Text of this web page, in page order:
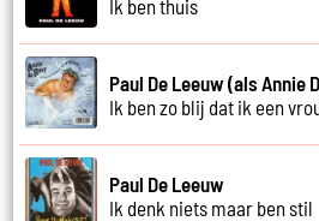
Ik ben thuis
Paul De Leeuw (als Annie
Ik ben zo blij dat ik een
Paul De Leeuw
Ik denk niets maar ben stil